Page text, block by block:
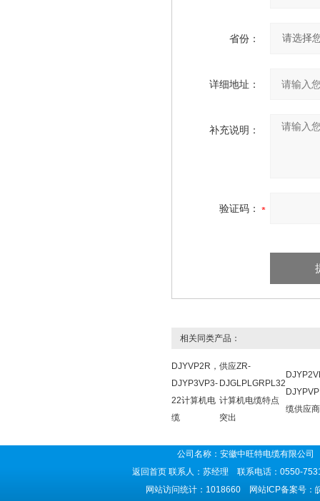
省份：
详细地址：
补充说明：
验证码：
相关同类产品：
DJYVP2R，
DJYP3VP3-
22计算机电
缆
供应ZR-
DJGLPLGRPL32
计算机电缆特点
突出
缆供应商
公司名称：安徽中旺特电缆有限公
返回首页 联系人：苏经理 联系电话：0550-
网站访问统计：1018660 网站ICP备案号：